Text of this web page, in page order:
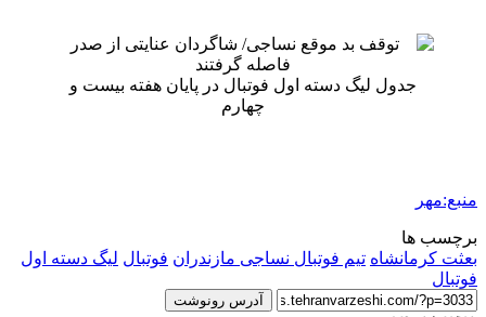
جدول لیگ دسته اول فوتبال در پایان هفته بیست و
چهارم
منبع:مهر
برچسب ها
بعثت کرمانشاه تیم فوتبال نساجی مازندران فوتبال لیگ دسته اول
فوتبال
آدرس رونوشت